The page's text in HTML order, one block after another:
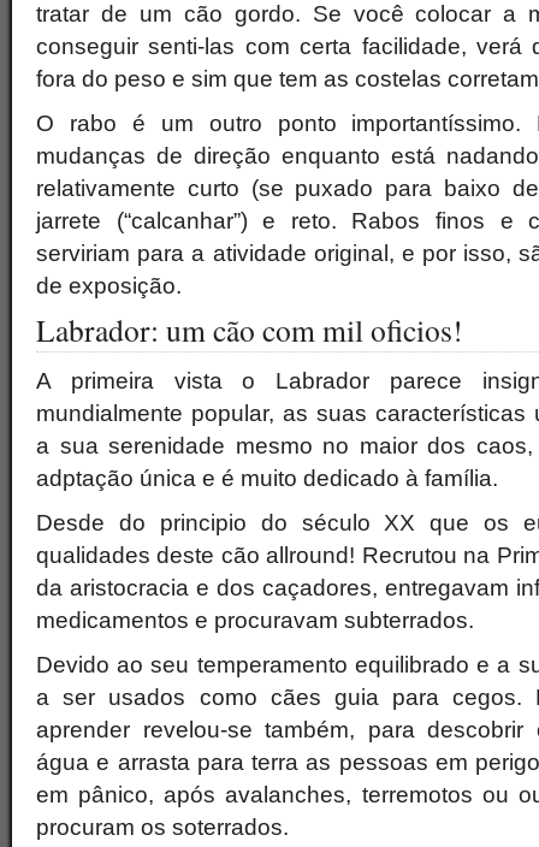
tratar de um cão gordo. Se você colocar a
conseguir senti-las com certa facilidade,
fora do peso e sim que tem as costelas
O rabo é um outro ponto
mudanças de direção enquanto está
relativamente curto (se puxado para baixo
jarrete (“calcanhar”) e reto. Rabos finos e
serviriam para a atividade original, e por isso,
de exposição.
Labrador: um cão com mil oficios!
A primeira vista o Labrador parece
mundialmente popular, as suas características
a sua serenidade mesmo no maior dos
adptação única e é muito dedicado à família.
Desde do principio do século XX que os
qualidades deste cão allround! Recrutou na
da aristocracia e dos caçadores, entregavam
medicamentos e procuravam subterrados.
Devido ao seu temperamento equilibrado e a
a ser usados como cães guia para cegos.
aprender revelou-se também, para
água e arrasta para terra as pessoas em
em pânico, após avalanches, terremotos ou
procuram os soterrados.